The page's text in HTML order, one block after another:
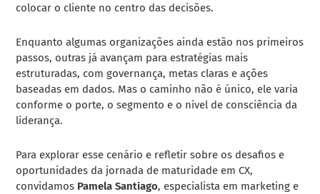
colocar o cliente no centro das decisões.
Enquanto algumas organizações ainda estão nos primeiros
passos, outras já avançam para estratégias mais
estruturadas, com governança, metas claras e ações
baseadas em dados. Mas o caminho não é único, ele varia
conforme o porte, o segmento e o nível de consciência da
liderança.
Para explorar esse cenário e refletir sobre os desafios e
oportunidades da jornada de maturidade em CX,
convidamos Pamela Santiago, especialista em marketing e